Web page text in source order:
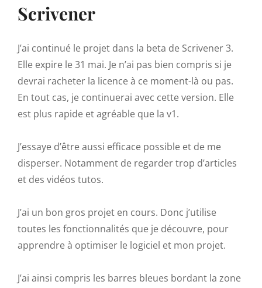
Scrivener
J’ai continué le projet dans la beta de Scrivener 3.
Elle expire le 31 mai. Je n’ai pas bien compris si je
devrai racheter la licence à ce moment-là ou pas.
En tout cas, je continuerai avec cette version. Elle
est plus rapide et agréable que la v1.
J’essaye d’être aussi efficace possible et de me
disperser. Notamment de regarder trop d’articles
et des vidéos tutos.
J’ai un bon gros projet en cours. Donc j’utilise
toutes les fonctionnalités que je découvre, pour
apprendre à optimiser le logiciel et mon projet.
J’ai ainsi compris les barres bleues bordant la zone